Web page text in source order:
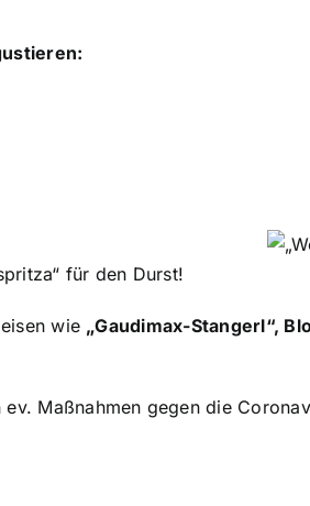
für den Durst!
wie „Gaudimax-Stangerl“,
Maßnahmen gegen die